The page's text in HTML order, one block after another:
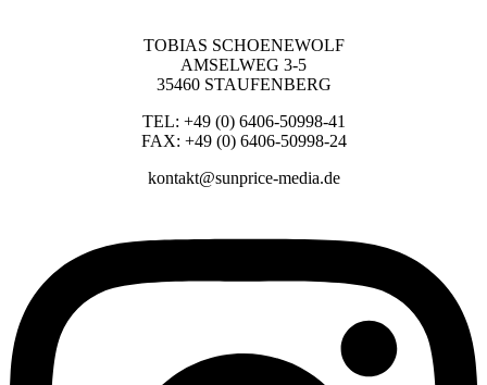
TOBIAS SCHOENEWOLF
AMSELWEG 3-5
35460 STAUFENBERG
TEL: +49 (0) 6406-50998-41
FAX: +49 (0) 6406-50998-24
kontakt@sunprice-media.de